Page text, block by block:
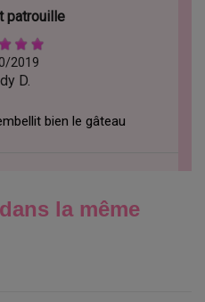
patrouille
2019
D.
bien le gâteau
la même